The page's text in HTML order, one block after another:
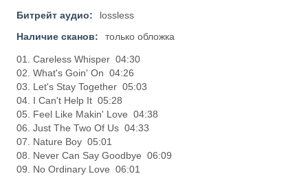
Битрейт аудио:
lossless
Наличие сканов:
только обложка
01. Careless Whisper 04:30
02. What's Goin' On 04:26
03. Let's Stay Together 05:03
04. I Can't Help It 05:28
05. Feel Like Makin' Love 04:38
06. Just The Two Of Us 04:33
07. Nature Boy 05:01
08. Never Can Say Goodbye 06:09
09. No Ordinary Love 06:01